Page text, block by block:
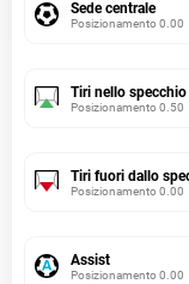
Sede centrale
Posizionamento0.00
Tiri nello specchio
Posizionamento0.50
Tiri fuori dallo
Posizionamento0.00
Assist
Posizionamento0.00